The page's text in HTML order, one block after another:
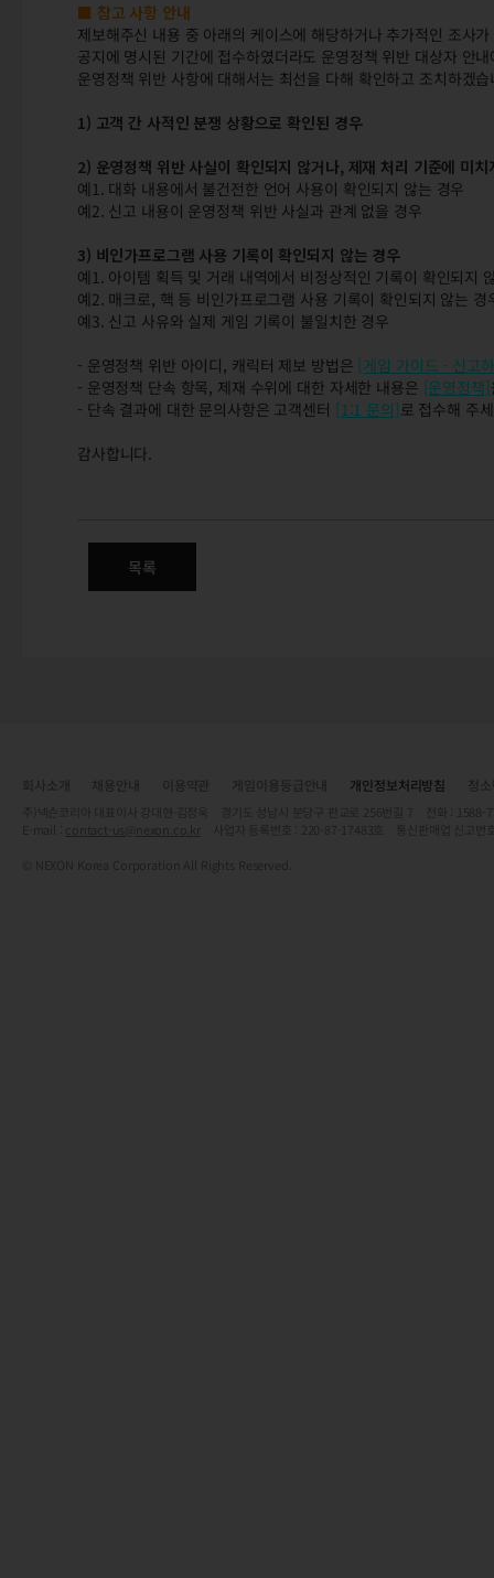
■ 참고 사항 안내
제보해주신 내용 중 아래의 케이스에 해당하거나 추가적인 조사
공지에 명시된 기간에 접수하였더라도 운영정책 위반 대상자 안
운영정책 위반 사항에 대해서는 최선을 다해 확인하고 조치하겠
1) 고객 간 사적인 분쟁 상황으로 확인된 경우
2) 운영정책 위반 사실이 확인되지 않거나, 제재 처리 기준에 미치
예1. 대화 내용에서 불건전한 언어 사용이 확인되지 않는 경우
예2. 신고 내용이 운영정책 위반 사실과 관계 없을 경우
3) 비인가프로그램 사용 기록이 확인되지 않는 경우
예1. 아이템 획득 및 거래 내역에서 비정상적인 기록이 확인되지
예2. 매크로, 핵 등 비인가프로그램 사용 기록이 확인되지 않는 경
예3. 신고 사유와 실제 게임 기록이 불일치한 경우
- 운영정책 위반 아이디, 캐릭터 제보 방법은 [게임 가이드 - 신고
- 운영정책 단속 항목, 제재 수위에 대한 자세한 내용은 [운영정책]
- 단속 결과에 대한 문의사항은 고객센터 [1:1 문의] 로 접수해 주
감사합니다.
목록
개인정보처리방침
contact-us@nexon.co.kr
© NEXON Korea Corporation All Rights Reserved.